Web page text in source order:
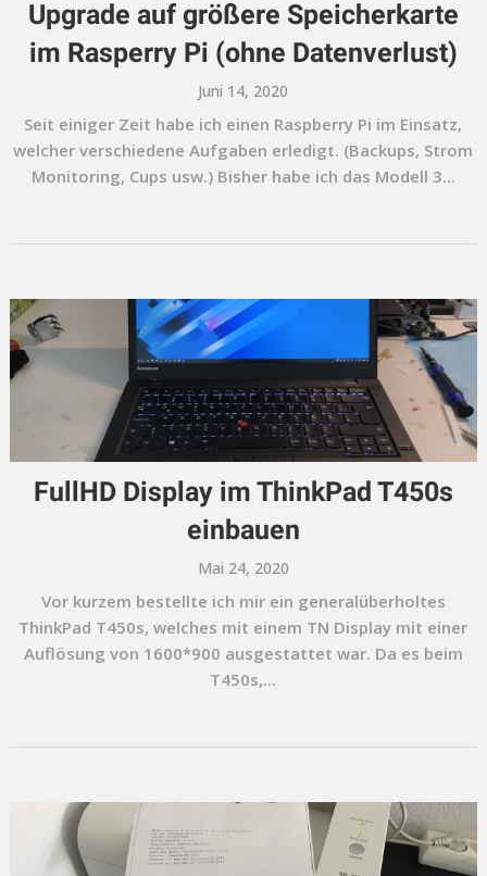
Upgrade auf größere Speicherkarte
im Rasperry Pi (ohne Datenverlust)
Juni 14, 2020
Seit einiger Zeit habe ich einen Raspberry Pi im Einsatz,
welcher verschiedene Aufgaben erledigt. (Backups, Strom
Monitoring, Cups usw.) Bisher habe ich das Modell 3...
FullHD Display im ThinkPad T450s
einbauen
Mai 24, 2020
Vor kurzem bestellte ich mir ein generalüberholtes
ThinkPad T450s, welches mit einem TN Display mit einer
Auflösung von 1600*900 ausgestattet war. Da es beim
T450s,...